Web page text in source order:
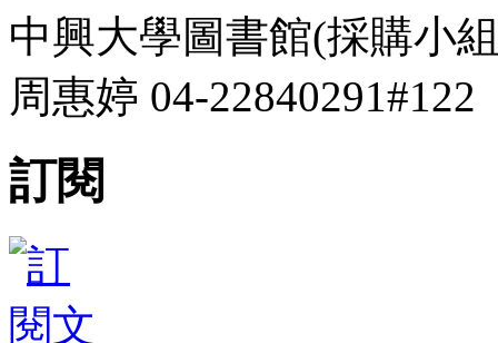
中興大學圖書館(採購小
周惠婷 04-22840291#122
訂閱